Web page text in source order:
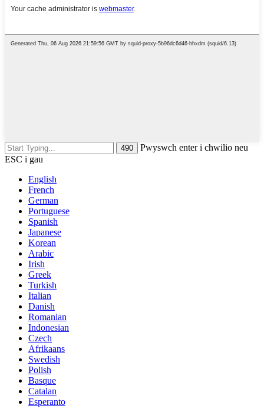
Pwyswch enter i chwilio neu
ESC i gau
English
French
German
Portuguese
Spanish
Japanese
Korean
Arabic
Irish
Greek
Turkish
Italian
Danish
Romanian
Indonesian
Czech
Afrikaans
Swedish
Polish
Basque
Catalan
Esperanto